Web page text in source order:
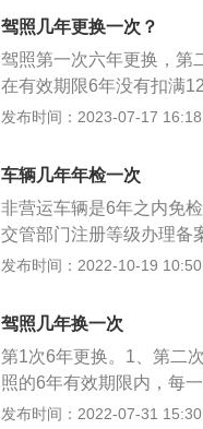
辆是否经过改装、改型、
符，是否办理了审批和异
驾照几年更换一次？
驾照第一次六年更换，第
在有效期限6年没有扣满
记录，换到的新驾驶证为
以在驾驶证有效期满前90
相关的违章和事故处理
民身份证（持外省、市身
件；3、本人近期1寸白底
料；5、申请人在车管所
发布时间：2023-07-17
车辆几年年检一次
非营运车辆是6年之内免
交管部门注册等级办理备
超出15年之上的老旧车半
年11月20日起，7-9座小
驶证上标明的车型号：
野客车、小型普通客车、
起，4年之内办理注册登
起伤亡事故的道路交通事
发布时间：2022-10-19
驾照几年换一次
第1次6年更换。1、第二
照的6年有效期限内，每
驾照；3、申请时应当填
发布时间：2022-07-31